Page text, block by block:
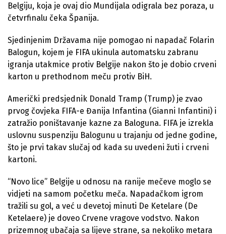
Belgiju, koja je ovaj dio Mundijala odigrala bez poraza, u
četvrfinalu čeka Španija.
Sjedinjenim Državama nije pomogao ni napadač Folarin
Balogun, kojem je FIFA ukinula automatsku zabranu
igranja utakmice protiv Belgije nakon što je dobio crveni
karton u prethodnom meču protiv BiH.
Američki predsjednik Donald Tramp (Trump) je zvao
prvog čovjeka FIFA-e Đanija Infantina (Gianni Infantini) i
zatražio poništavanje kazne za Baloguna. FIFA je izrekla
uslovnu suspenziju Balogunu u trajanju od jedne godine,
što je prvi takav slučaj od kada su uvedeni žuti i crveni
kartoni.
“Novo lice” Belgije u odnosu na ranije mečeve moglo se
vidjeti na samom početku meča. Napadačkom igrom
tražili su gol, a već u devetoj minuti De Ketelare (De
Ketelaere) je doveo Crvene vragove vodstvo. Nakon
prizemnog ubačaja sa lijeve strane, sa nekoliko metara